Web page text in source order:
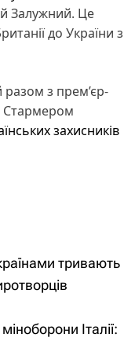
Залужний. Це
до України з
з прем’єр-
Стармером
захисників
тривають
Італії: